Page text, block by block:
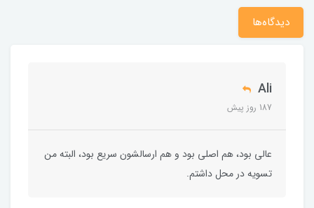
دیدگاه‌ها
Ali
187 روز پیش
عالی بود، هم اصلی بود و هم ارسالشون سریع بود، البته من
تسویه در محل داشتم.